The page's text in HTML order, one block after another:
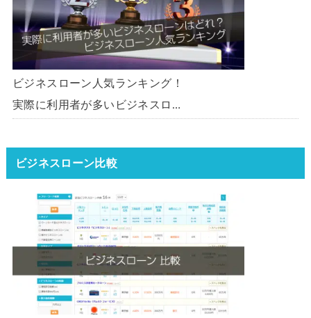
ビジネスローン人気ランキング！
実際に利用者が多いビジネスロー
ータ】【2026年版】
ビジネスローン比較